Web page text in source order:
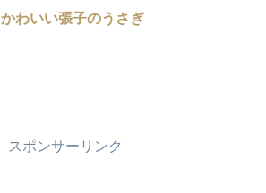
かわいい張子のうさぎ
スポンサーリンク